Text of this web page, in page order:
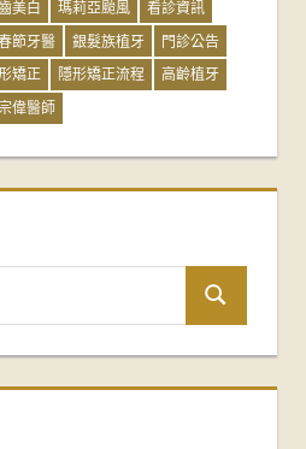
美白 瑪莉亞颱風
看診資訊
節牙醫 銀髮族植牙
門診公告
矯正 隱形矯正流程
高齡植牙
偉醫師